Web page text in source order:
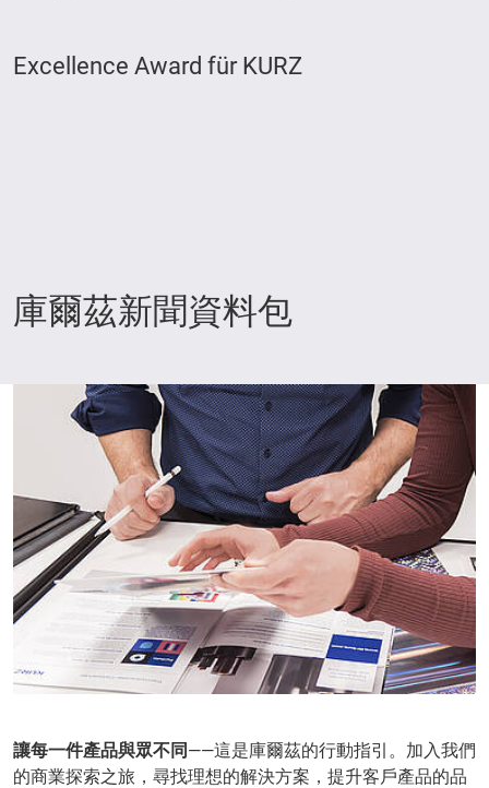
Excellence Award für KURZ
庫爾茲新聞資料包
讓每一件產品與眾不同——這是庫爾茲的行動指引。加入我們
的商業探索之旅，尋找理想的解決方案，提升客戶產品的品